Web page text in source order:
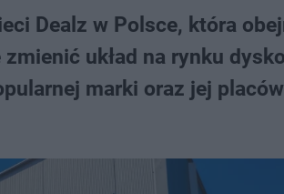
Dealz w Polsce, która
układ na rynku
marki oraz jej